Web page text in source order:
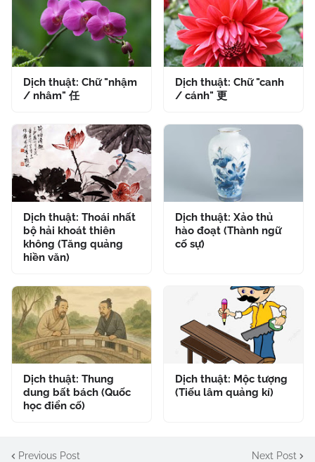
Dịch thuật: Chữ "nhậm
/ nhâm" 任
Dịch thuật: Chữ "canh
/ cánh" 更
Dịch thuật: Thoái nhất
bộ hải khoát thiên
không (Tăng quảng
hiền văn)
Dịch thuật: Xảo thủ
hào đoạt (Thành ngữ
cố sự)
Dịch thuật: Thung
dung bất bách (Quốc
học điển cố)
Dịch thuật: Mộc tượng
(Tiếu lâm quảng kí)
Previous Post Next Post